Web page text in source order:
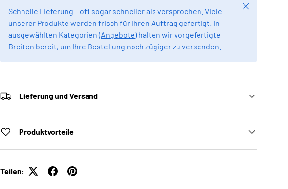
Schnelle Lieferung – oft sogar schneller als versprochen. Viele
unserer Produkte werden frisch für Ihren Auftrag gefertigt. In
ausgewählten Kategorien (Angebote) halten wir vorgefertigte
Breiten bereit, um Ihre Bestellung noch zügiger zu versenden.
Schließen
Lieferung und Versand
Produktvorteile
Teilen: